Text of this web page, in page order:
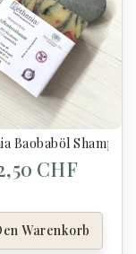
Baobaböl
CHF
Warenkorb